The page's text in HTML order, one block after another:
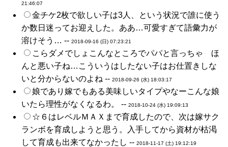
21:46:07
金チケ2枚で欲しい子は3人、という状況で誰に使う
か数日迷ってお迎えした。ああ…可愛すぎて語彙力が
溶けそう… -- 2018-09-16 (日) 07:23:21
こらダメでしょこんなところでパパと言っちゃ ほ
んと悪い子ね…こういうはしたない子はお仕置きしな
いと分からないのよね -- 2018-09-26 (水) 18:03:17
娘であり嫁でもある美味しいタイプやなーこんな娘
いたら理性がなくなるわ。 -- 2018-10-24 (水) 19:09:13
☆６はレベルＭＡＸまで育成したので、次は嫁サク
ランボを育成しようと思う。入手してから資材が枯渇
して育成も出来てなかったし -- 2018-11-17 (土) 19:12:19